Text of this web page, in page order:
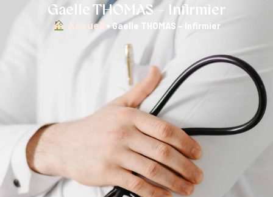
Gaelle THOMAS – Infirmier
︎ Accueil »Gaelle THOMAS – Infirmier